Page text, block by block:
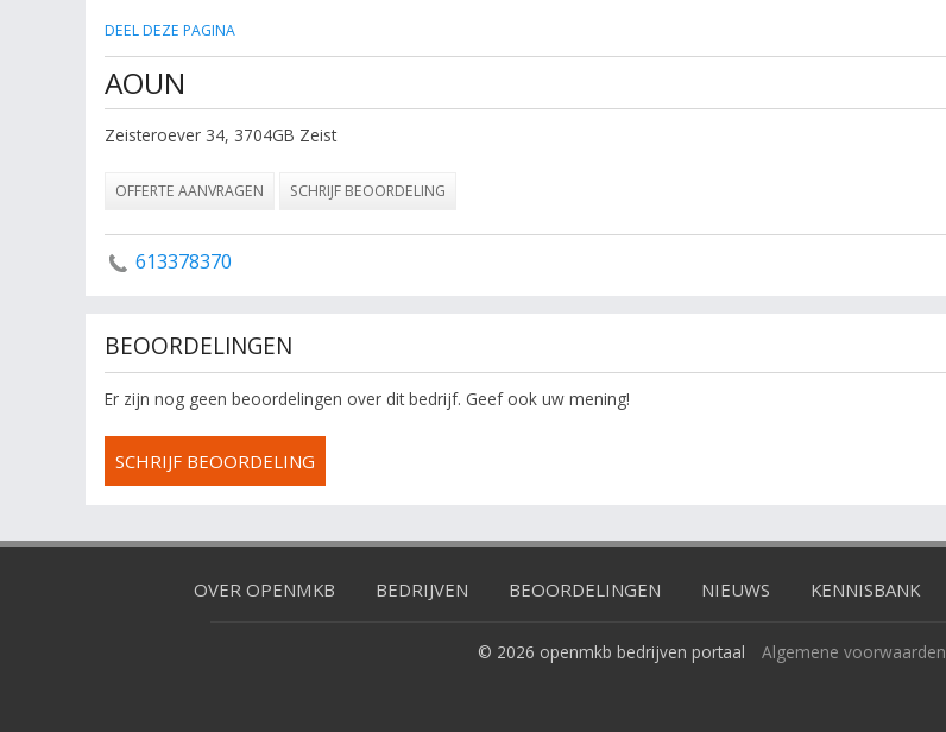
DEEL DEZE PAGINA
AOUN
Zeisteroever 34, 3704GB Zeist
OFFERTE AANVRAGEN SCHRIJF BEOORDELING
613378370
BEOORDELINGEN
Er zijn nog geen beoordelingen over dit bedrijf. Geef ook uw mening!
SCHRIJF BEOORDELING
OVER OPENMKB BEDRIJVEN BEOORDELINGEN NIEUWS KENNISBANK
© 2026 openmkb bedrijven portaal Algemene voorwaarden